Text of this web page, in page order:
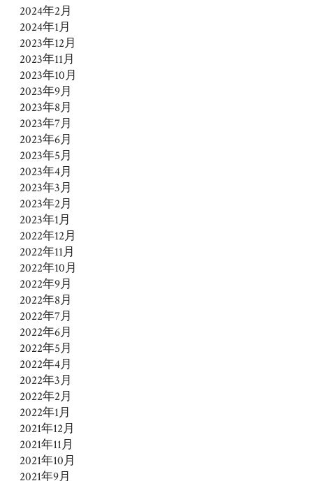
2024年2月
2024年1月
2023年12月
2023年11月
2023年10月
2023年9月
2023年8月
2023年7月
2023年6月
2023年5月
2023年4月
2023年3月
2023年2月
2023年1月
2022年12月
2022年11月
2022年10月
2022年9月
2022年8月
2022年7月
2022年6月
2022年5月
2022年4月
2022年3月
2022年2月
2022年1月
2021年12月
2021年11月
2021年10月
2021年9月